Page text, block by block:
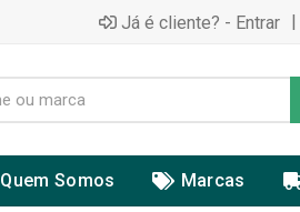
Já é cliente? - Entrar |
Quem Somos Marcas